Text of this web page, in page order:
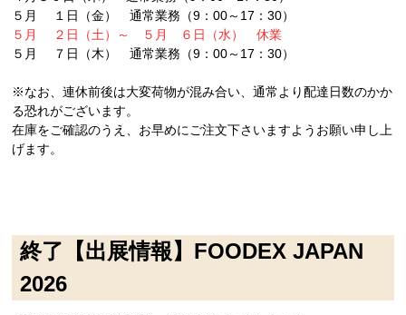
５月 １日（金） 通常業務（9：00～17：30）
５月 ２日（土）～ ５月 ６日（水） 休業
５月 ７日（木） 通常業務（9：00～17：30）
※なお、連休前後は大変荷物が混み合い、通常より配達日数のかか
る恐れがございます。
在庫をご確認のうえ、お早めにご注文下さいますようお願い申し上
げます。
終了【出展情報】FOODEX JAPAN
2026